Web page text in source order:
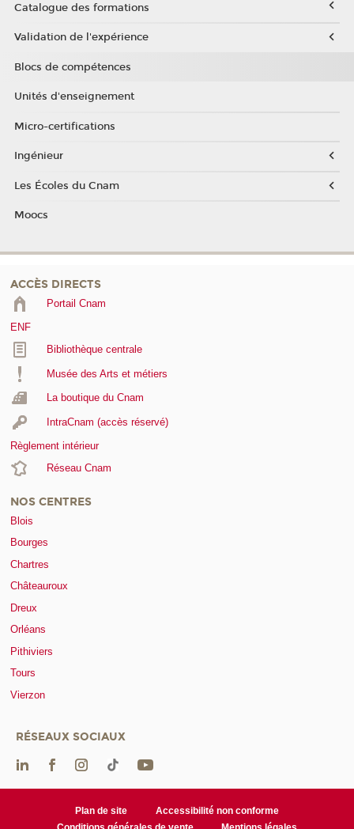
Catalogue des formations
Validation de l'expérience
Blocs de compétences
Unités d'enseignement
Micro-certifications
Ingénieur
Les Écoles du Cnam
Moocs
ACCÈS DIRECTS
Portail Cnam
ENF
Bibliothèque centrale
Musée des Arts et métiers
La boutique du Cnam
IntraCnam (accès réservé)
Règlement intérieur
Réseau Cnam
NOS CENTRES
Blois
Bourges
Chartres
Châteauroux
Dreux
Orléans
Pithiviers
Tours
Vierzon
RÉSEAUX SOCIAUX
Plan de site
Accessibilité non conforme